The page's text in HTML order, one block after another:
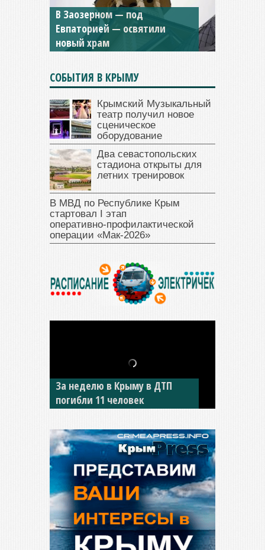
Мужской монастырь Косьмы
и Дамиана в Крыму вновь
открыт для посещения
СОБЫТИЯ В КРЫМУ
Крымский Музыкальный
театр получил новое
сценическое
оборудование
Два севастопольских
стадиона открыты для
летних тренировок
В МВД по Республике Крым
стартовал I этап
оперативно‑профилактической
операции «Мак‑2026»
В Джанкое водитель ВАЗа
сбил двух детей на «зебре»